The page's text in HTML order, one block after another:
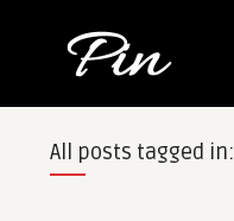
All posts tagged in: